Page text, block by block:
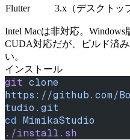
Flutter
3.x（デスクトッ
Intel Macは非対応。
CUDA対応だが、ビルド済
い。
インストール
git clone
https://github.com/
tudio.git
cd MimikaStudio
./install.sh